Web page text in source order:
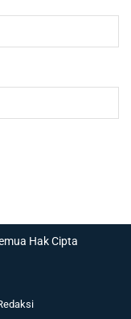
Hak Cipta